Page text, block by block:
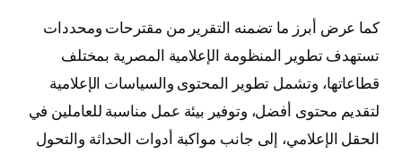
كما عرض أبرز ما تضمنه التقرير من مقترحات ومحددات
تستهدف تطوير المنظومة الإعلامية المصرية بمختلف
قطاعاتها، وتشمل تطوير المحتوى والسياسات الإعلامية
لتقديم محتوى أفضل، وتوفير بيئة عمل مناسبة للعاملين في
الحقل الإعلامي، إلى جانب مواكبة أدوات الحداثة والتحول